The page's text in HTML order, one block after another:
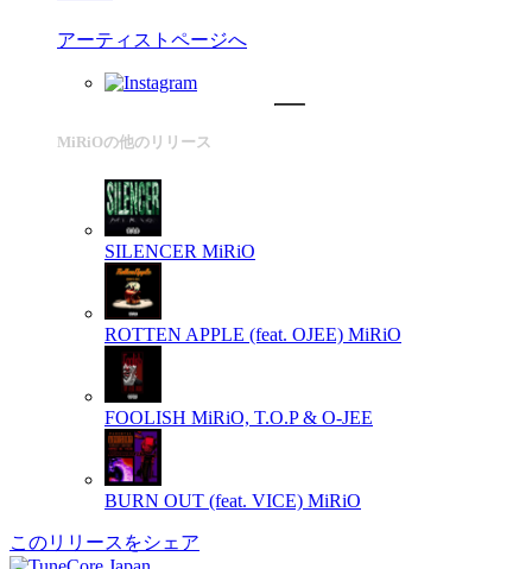
アーティストページへ
MiRiOの他のリリース
SILENCER MiRiO
ROTTEN APPLE (feat. OJEE) MiRiO
FOOLISH MiRiO, T.O.P & O-JEE
BURN OUT (feat. VICE) MiRiO
このリリースをシェア